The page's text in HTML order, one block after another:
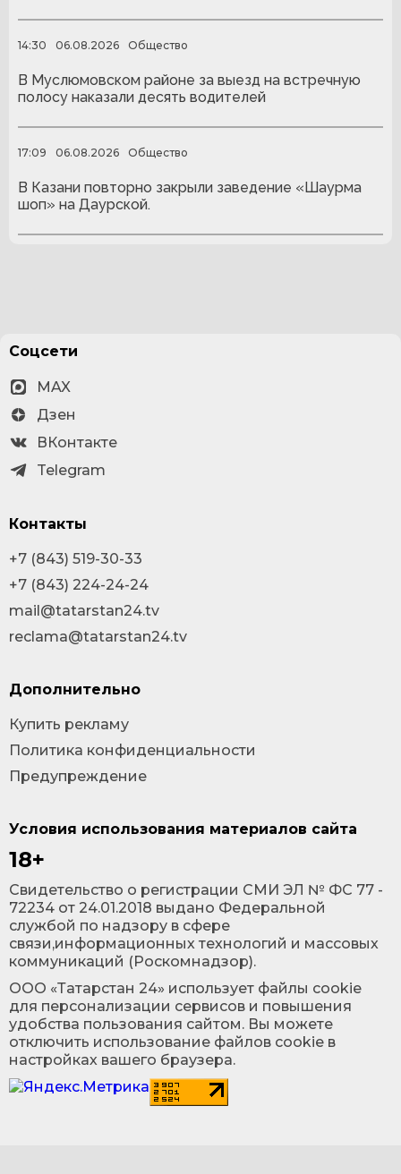
14:30 06.08.2026 Общество
В Муслюмовском районе за выезд на встречную
полосу наказали десять водителей
17:09 06.08.2026 Общество
В Казани повторно закрыли заведение «Шаурма
шоп» на Даурской.
Условия использования материалов сайта
18+
Cвидетельство о регистрации СМИ ЭЛ № ФС 77 -
72234 от 24.01.2018 выдано Федеральной
службой по надзору в сфере
связи,информационных технологий и массовых
коммуникаций (Роскомнадзор).
ООО «Татарстан 24» использует файлы cookie
для персонализации сервисов и повышения
удобства пользования сайтом. Вы можете
отключить использование файлов cookie в
настройках вашего браузера.
Соцсети
MAX
Дзен
ВКонтакте
Telegram
Контакты
+7 (843) 519-30-33
+7 (843) 224-24-24
mail@tatarstan24.tv
reclama@tatarstan24.tv
Дополнительно
Купить рекламу
Политика конфиденциальности
Предупреждение